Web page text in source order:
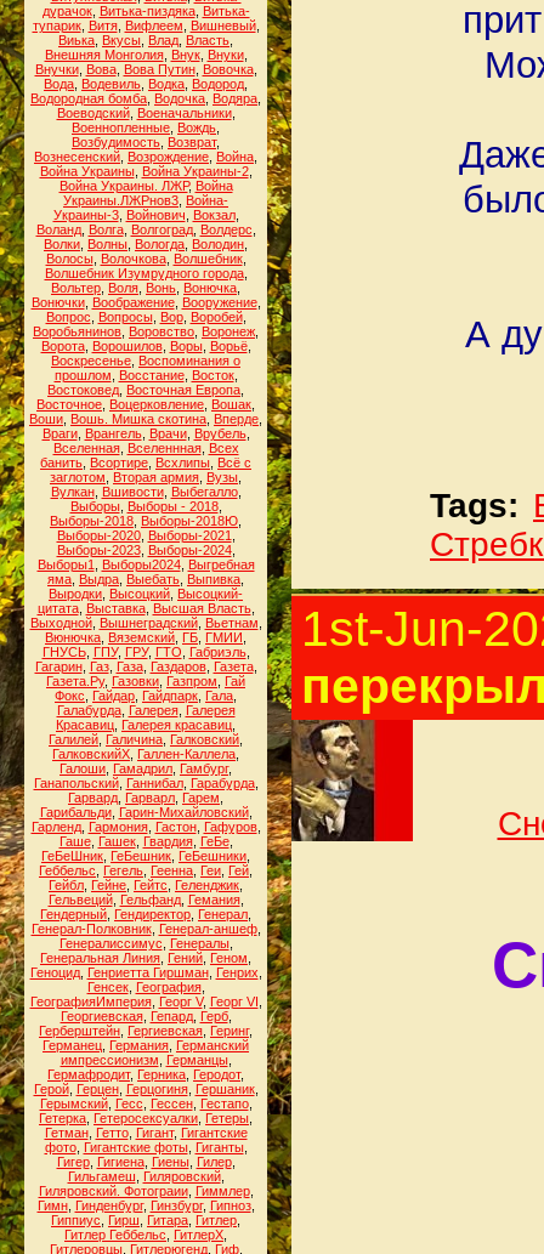
дурачок, Витька-пиздяка, Витька-
тупарик, Витя, Вифлеем Вишневый,
Виька Вкусы Влад Власть
Внешняя Монголия, Внук, Внуки,
Внучки, Вова, Вова Путин, Вовочка,
Вода Водевиль Водка Водород
Водородная бомба Водочка Водяра
Воеводский, Военачальники,
Военнопленные Вождь
Возбудимость Возврат,
Вознесенский Возрождение Война
Война Украины, Война Украины-2,
Война Украины. ЛЖР, Война
Украины.ЛЖРнов3 Война-
Украины-3, Войнович Вокзал,
Воланд, Волга, Волгоград, Волдерс
Волки Волны Вологда Володин
Волосы, Волочкова, Волшебник,
Волшебник Изумрудного города,
Вольтер Воля Вонь Вонючка
Вонючки, Воображение, Вооружение,
Вопрос
Вопросы, Вор, Воробей,
Воробьянинов Воровство Воронеж
Ворота, Ворошилов, Воры, Ворьё,
Воскресенье Воспоминания о
прошлом
Восстание, Восток,
Востоковед Восточная Европа
Восточное Воцерковление Вошак
Воши Вошь. Мишка скотина Вперде
Враги, Врангель, Врачи, Врубель,
Вселенная, Вселеннная, Всех
банить Всортире Всхлипы Всё с
заглотом
Вторая армия Вузы
Вулкан, Вшивости, Выбегалло,
Выборы, Выборы - 2018,
Выборы-2018 Выборы-2018Ю
Выборы-2020, Выборы-2021
Выборы-2023, Выборы-2024,
Выборы1
Выборы2024, Выгребная
яма Выдра Выебать Выпивка
Выродки Высоцкий Высоцкий-
цитата, Выставка, Высшая Власть,
Выходной, Вышнеградский, Вьетнам
Вюнючка Вяземский ГБ ГМИИ
ГНУСЬ, ГПУ, ГРУ, ГТО Габриэль,
Гагарин, Газ, Газа, Газдаров, Газета,
Газета.Ру, Газовки Газпром
Гай
Фокс
Гайдар Гайдпарк Гала
Галабурда, Галерея, Галерея
Красавиц Галерея красавиц
Галилей Галичина Галковский
ГалковскийХ Галлен-Каллела
Галоши Гамадрил Гамбург,
Ганапольский, Ганнибал, Гарабурда,
Гарвард Гарварл Гарем
Гарибальди, Гарин-Михайловский,
Гарленд, Гармония, Гастон, Гафуров,
Гаше, Гашек, Гвардия, ГеБе,
ГеБеШник ГеБешник ГеБешники
Геббельс
Гегель Геенна Геи Гей
Гейбл Гейне Гейтс Геленджик
Гельвеций, Гельфанд, Гемания,
Гендерный Гендиректор Генерал
Генерал-Полковник, Генерал-аншеф,
Генералиссимус
Генералы,
Генеральная Линия Гений Геном
Геноцид, Генриетта Гиршман, Генрих
Генсек, География,
ГеографияИмперия, Георг V, Георг VI
Георгиевская, Гепард, Герб,
Герберштейн Гергиевская Геринг,
Германец Германия Германский
импрессионизм
Германцы,
Гермафродит, Герника Геродот,
Герой, Герцен, Герцогиня, Гершаник,
Герымский, Гесс Гессен, Гестапо,
Гетерка Гетеросексуалки Гетеры
Гетман, Гетто, Гигант, Гигантские
фото, Гигантские фоты, Гиганты,
Гигер, Гигиена, Гиены, Гилер,
Гильгамеш
Гиляровский,
Гиляровский. Фотограии, Гиммлер,
Гимн, Гинденбург, Гинзбург, Гипноз,
Гиппиус
Гирш Гитара Гитлер
Гитлер Геббельс
ГитлерХ
Гитлеровцы, Гитлерюгенд, Гиф,
А
Tags:
1st-Jun-